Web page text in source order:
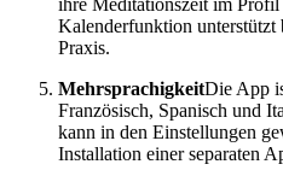
Kalenderfunktion unterstützt
Praxis.
MehrsprachigkeitDie App
Französisch, Spanisch und
kann in den Einstellungen
Installation einer separaten